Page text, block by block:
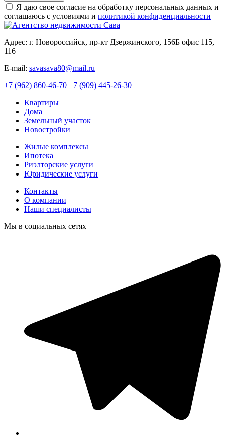
Я даю свое согласие на обработку персональных данных и
соглашаюсь с условиями и политикой конфиденциальности
Адрес: г. Новороссийск, пр-кт Дзержинского, 156Б офис 115,
116
E-mail: savasava80@mail.ru
+7 (962) 860-46-70 +7 (909) 445-26-30
Квартиры
Дома
Земельный участок
Новостройки
Жилые комплексы
Ипотека
Риэлторские услуги
Юридические услуги
Контакты
О компании
Наши специалисты
Мы в социальных сетях